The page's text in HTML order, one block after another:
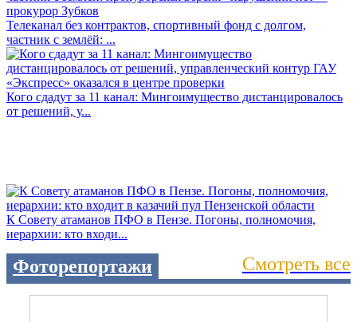
Телеканал без контрактов, спортивный фонд с долгом,
частник с землёй: ...
Кого сдадут за 11 канал: Мингоимущество дистанцировалось
от решений, у...
К Совету атаманов ПФО в Пензе. Погоны, полномочия,
иерархии: кто входи...
Фоторепортажи Смотреть все